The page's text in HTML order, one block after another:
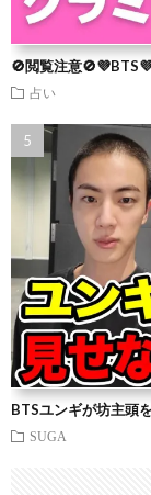
🚫閲覧注意
占い
BTSユンギが坊主頭
SUGA